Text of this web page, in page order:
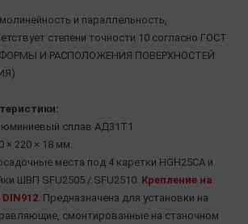
и параллельность,
степени точности 10 согласно ГОСТ
ФОРМЫ И РАСПОЛОЖЕНИЯ ПОВЕРХНОСТЕЙ
сплав АД31Т1
× 220 × 18 мм.
места под 4 каретки HGH25CA и
ШВП SFU2505 / SFU2510. Крепление на
. Предназначена для установки на
смонтированные на станочном